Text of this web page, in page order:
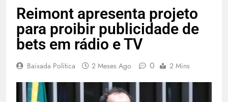
Reimont apresenta projeto
para proibir publicidade de
bets em rádio e TV
Baixada Política 2 Meses Ago 0 2 Mins